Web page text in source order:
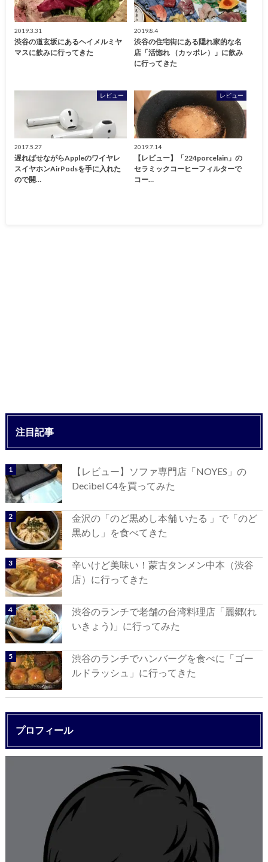
2019.3.31
渋谷の道玄坂にあるヘイメルミヤ
マスに飲みに行ってきた
2019.8.4
渋谷の住宅街にある隠れ家的な名
店「活惚れ （カッポレ）」に飲み
に行ってきた
レビュー
2017.5.27
遅ればせながらAppleのワイヤレ
スイヤホンAirPodsを手に入れた
ので開…
レビュー
2019.7.14
【レビュー】「224porcelain」の
セラミックコーヒーフィルターで
コー…
注目記事
【レビュー】ソファ専門店「NOYES」の
Decibel C4を買ってみた
金沢の「のど黒めし本舗 いたる 」で「のど
黒めし」を食べてきた
辛いけど美味い！蒙古タンメン中本（渋谷
店）に行ってきた
渋谷のランチで老舗の台湾料理店「麗郷(れ
いきょう)」に行ってみた
渋谷のランチでハンバーグを食べに「ゴー
ルドラッシュ」に行ってきた
プロフィール